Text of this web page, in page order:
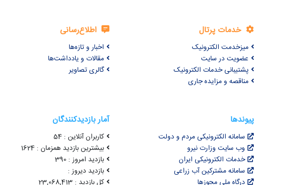
خدمات پرتال
میزخدمت الکترونیک
عضویت در سایت
پشتیبانی خدمات الکترونیک
مناقصه و مزایده جاری
اطلاع‌رسانی
اخبار و تازه‌ها
مقالات و یادداشت‌ها
گالری تصاویر
پیوندها
سامانه الکترونیکی مردم و دولت
وب سایت وزارت نیرو
خدمات الکترونیکی ایران
سامانه مشترکین آب زراعی
درگاه ملی مجوزها
آمار بازدیدکنندگان
کاربران آنلاین : 54
بیشترین بازدید همزمان : 1624
بازدید امروز : 390
بازدید دیروز :
کل بازدید : 23,068,413